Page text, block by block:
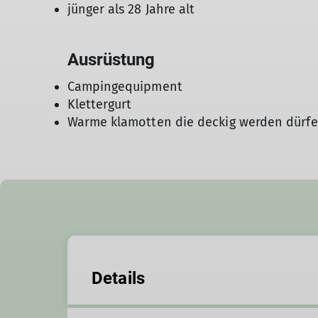
jünger als 28 Jahre alt
Ausrüstung
Campingequipment
Klettergurt
Warme klamotten die deckig werden
Details